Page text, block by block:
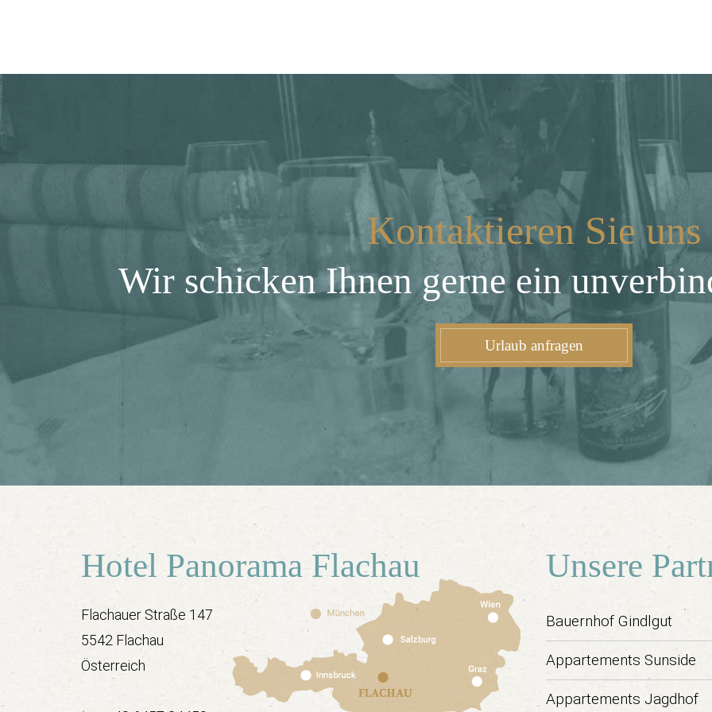
Kontaktieren Sie uns
Wir schicken Ihnen gerne ein
Urlaub anfragen
Hotel Panorama Flachau
Flachauer Straße 147
5542 Flachau
Österreich
Unsere
Bauernhof Gindlgut
Appartements Sunside
Appartements Jagdhof